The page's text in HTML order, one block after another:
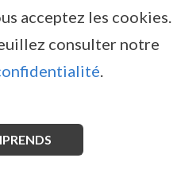
acceptez les cookies.
consulter notre
.